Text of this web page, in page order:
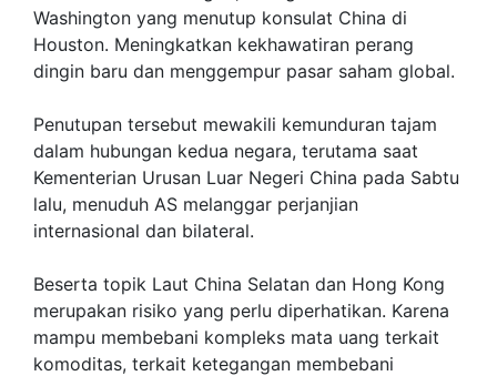
Washington yang menutup konsulat China di
Houston. Meningkatkan kekhawatiran perang
dingin baru dan menggempur pasar saham global.
Penutupan tersebut mewakili kemunduran tajam
dalam hubungan kedua negara, terutama saat
Kementerian Urusan Luar Negeri China pada Sabtu
lalu, menuduh AS melanggar perjanjian
internasional dan bilateral.
Beserta topik Laut China Selatan dan Hong Kong
merupakan risiko yang perlu diperhatikan. Karena
mampu membebani kompleks mata uang terkait
komoditas, terkait ketegangan membebani